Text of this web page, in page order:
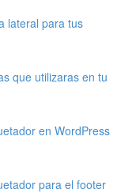
lateral para tus
que utilizaras en tu
en WordPress
para el footer